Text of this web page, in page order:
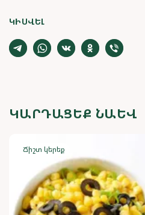
ԿԻՍՎԵԼ
ԿԱՐԴԱՑԵՔ ՆԱԵՎ
Ճիշտ կերեք